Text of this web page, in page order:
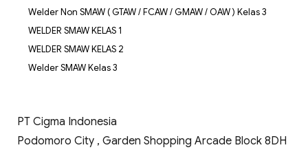
Welder Non SMAW ( GTAW / FCAW / GMAW / OAW ) Kelas 3
WELDER SMAW KELAS 1
WELDER SMAW KELAS 2
Welder SMAW Kelas 3
PT Cigma Indonesia
Podomoro City , Garden Shopping Arcade Block 8DH